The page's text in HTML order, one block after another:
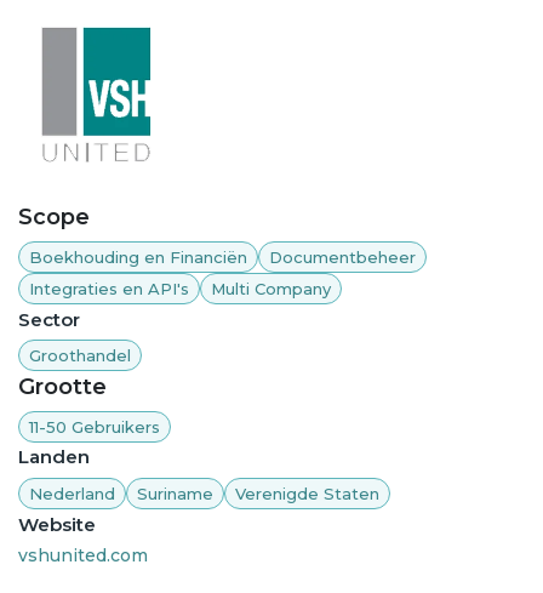
Scope
Boekhouding en Financiën
Documentbeheer
Integraties en API's
Multi Company
Sector
Groothandel
Grootte
11-50 Gebruikers
Landen
Nederland Suriname Verenigde Staten
Website
vshunited.com